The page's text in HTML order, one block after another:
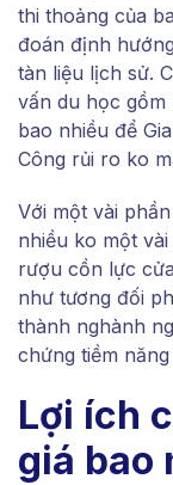
thi thoảng của
đoán định
tàn liệu lịch sử.
vấn du học gồm
bao nhiều để
Công rủi ro ko
Với một vài
nhiều ko một
rượu cồn lực
như tương đối
thành nghành
chứng tiềm
Lợi ích
giá bao